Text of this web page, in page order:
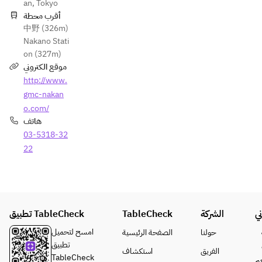
an, Tokyo
أقرب محطة
中野 (326m)
Nakano Stati
on (327m)
موقع الكتروني
http://www.
gmc-nakan
o.com/
هاتف
03-5318-32
22
تطبيق TableCheck
امسح لتحميل
تطبيق
TableCheck
TableCheck
الصفحة الرئيسية
استكشاف
الشركة
حولنا
الفريق